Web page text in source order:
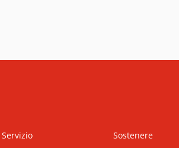
Servizio Sostenere